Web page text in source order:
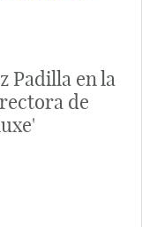
Padilla en la
de